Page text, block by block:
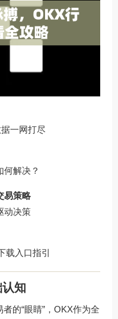
一网打尽
何解决？
易策略
动决策
载 入口指引
知
的“眼睛”，OKX作为全